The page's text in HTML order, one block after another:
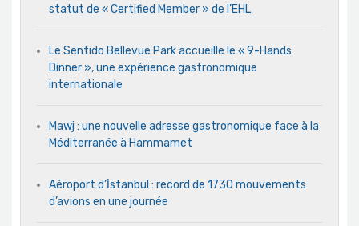
statut de « Certified Member » de l’EHL
Le Sentido Bellevue Park accueille le « 9-Hands
Dinner », une expérience gastronomique
internationale
Mawj : une nouvelle adresse gastronomique face à la
Méditerranée à Hammamet
Aéroport d’İstanbul : record de 1730 mouvements
d’avions en une journée